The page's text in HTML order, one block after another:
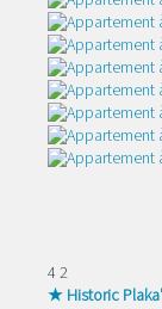
4 2
★ Historic